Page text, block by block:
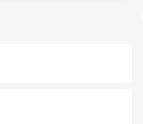
を楽しめる外せないスポット